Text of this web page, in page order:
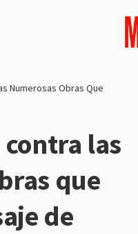
Numerosas Obras Que
las
que
de